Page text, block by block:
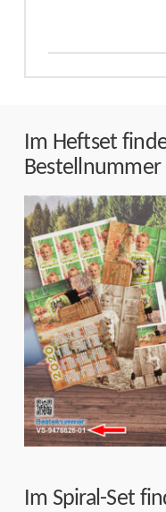
Im Heftset
Bestellnummer
Im Spiral-Set